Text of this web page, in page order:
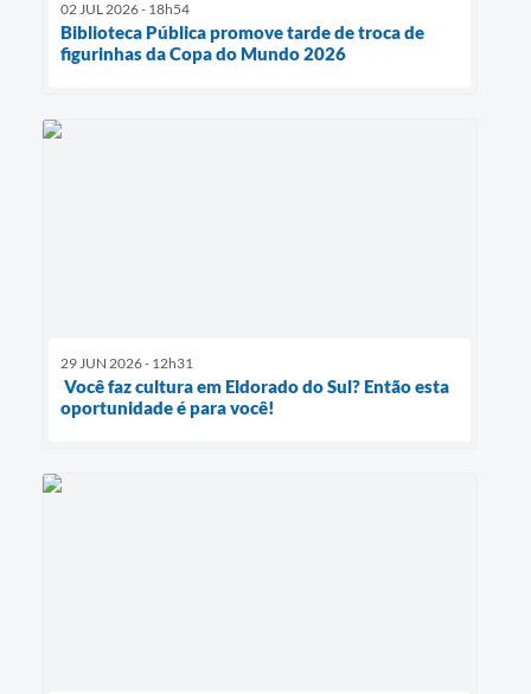
02 JUL 2026 - 18h54
Biblioteca Pública promove tarde de troca de
figurinhas da Copa do Mundo 2026
29 JUN 2026 - 12h31
Você faz cultura em Eldorado do Sul? Então esta
oportunidade é para você!